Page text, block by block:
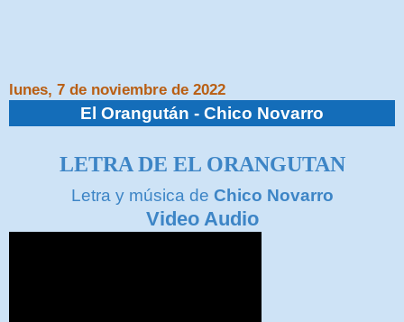
lunes, 7 de noviembre de 2022
El Orangután - Chico Novarro
LETRA DE EL ORANGUTAN
Letra y música de Chico Novarro
Video Audio